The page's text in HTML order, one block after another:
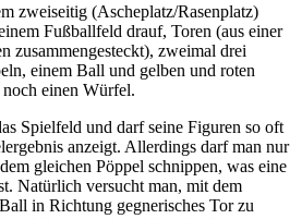
zweiseitig (Ascheplatz/Rasenplatz)
Fußballfeld drauf, Toren (aus einer
zusammengesteckt), zweimal drei
einem Ball und gelben und roten
einen Würfel.
Spielfeld und darf seine Figuren so oft
anzeigt. Allerdings darf man nur
gleichen Pöppel schnippen, was eine
Natürlich versucht man, mit dem
in Richtung gegnerisches Tor zu